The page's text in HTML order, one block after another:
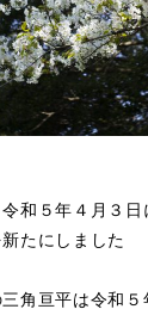
和５年４月３
たにしました
角亘平は令和